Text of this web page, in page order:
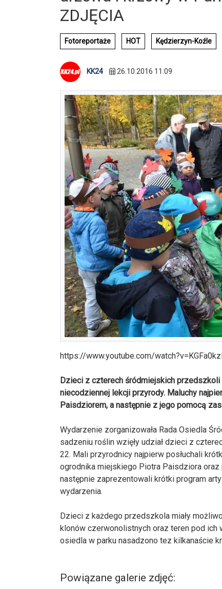
ZDJĘCIA
Fotoreportaże HOT Kędzierzyn-Koźle
KK24 26.10.2016 11:09
https://www.youtube.com/
Dzieci z czterech śródmiejskich przedszkoli
niecodziennej lekcji przyrody. Maluchy
Paisdziorem, a następnie z jego pomocą
Wydarzenie zorganizowała Rada Osiedla
sadzeniu roślin wzięły udział dzieci z
22. Mali przyrodnicy najpierw posłuchali
ogrodnika miejskiego Piotra Paisdziora oraz
następnie zaprezentowali krótki program
wydarzenia.
Dzieci z każdego przedszkola miały
klonów czerwonolistnych oraz teren pod ich
osiedla w parku nasadzono tez kilkanaście
Powiązane galerie zdjęć: